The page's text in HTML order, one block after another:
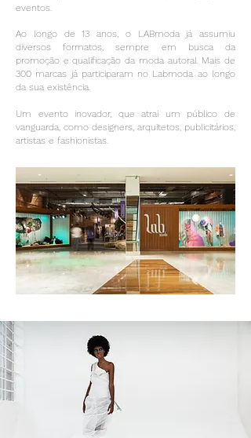
eventos.
Ao longo de 13 anos, o LABmoda já assumiu
diversos formatos, sempre em busca da
promoção e qualificação da moda autoral. Mais de
300 marcas já participaram no Labmoda ao longo
da sua existência.
Um evento inovador, que atrai um público de
vanguarda, como designers, arquitetos, publicitários,
artistas e fashionistas.